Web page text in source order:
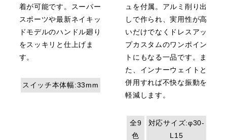
着が可能です。スーパー
スポーツや最新ネイキッ
ドモデルのハンドル廻り
をスッキリと仕上げま
す。
スイッチ本体幅:33mm
ュを付属。アルミ削り出
しで作られ、実用性が高
いだけでなくドレスアッ
プカスタムのワンポイン
トにもなる一品です。ま
た、インナーウェイトと
併用すれば不快な振動を
軽減します。
全9
色
対応サイズ:φ30-
L15